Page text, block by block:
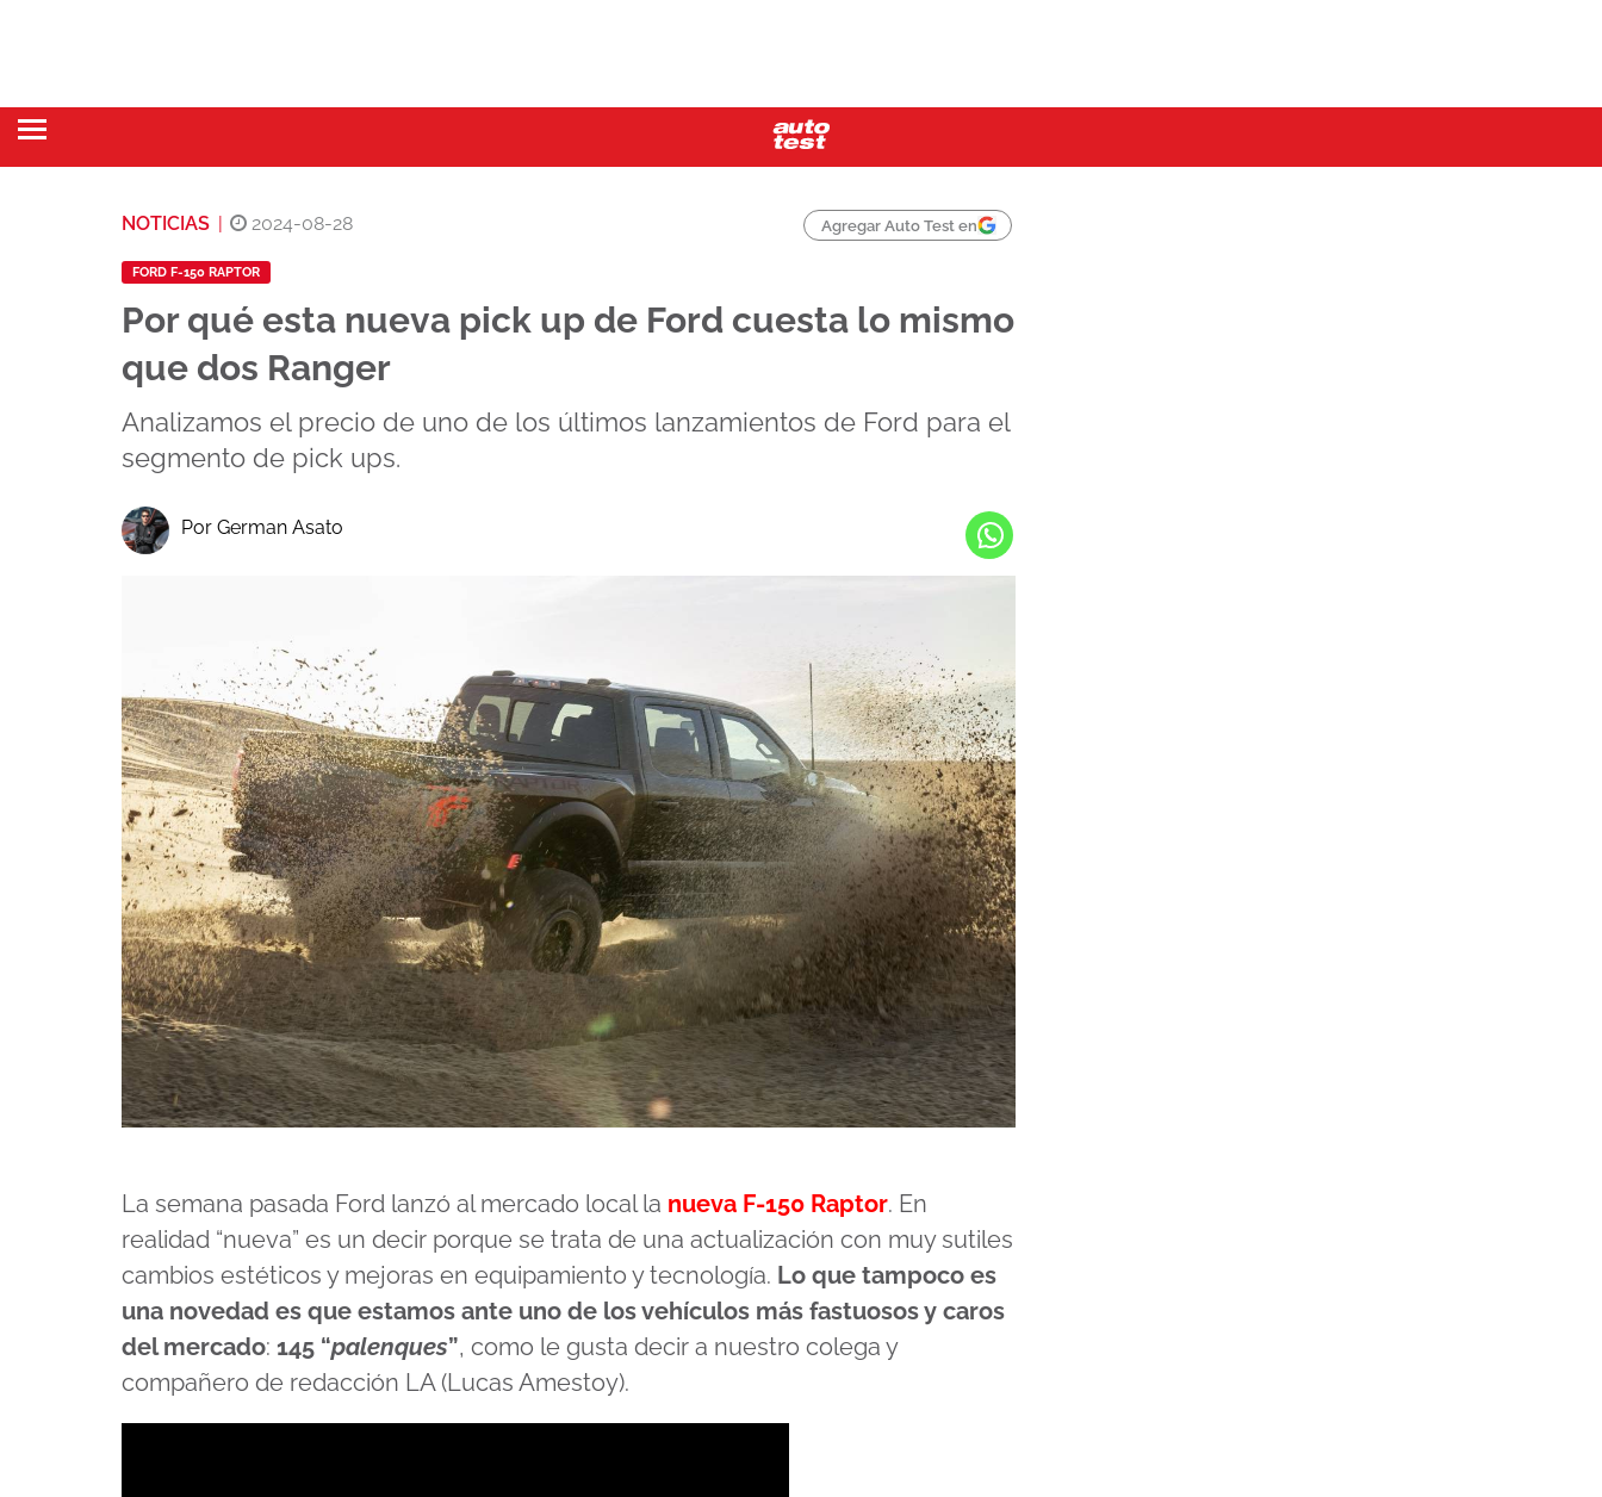
NOTICIAS 2024-08-28 Agregar Auto Test en
FORD F-150 RAPTOR
Por qué esta nueva pick up de Ford cuesta lo mismo
que dos Ranger
Analizamos el precio de uno de los últimos lanzamientos de Ford para el
segmento de pick ups.
Por German Asato
La semana pasada Ford lanzó al mercado local la nueva F-150 Raptor. En
realidad “nueva” es un decir porque se trata de una actualización con muy sutiles
cambios estéticos y mejoras en equipamiento y tecnología. Lo que tampoco es
una novedad es que estamos ante uno de los vehículos más fastuosos y caros
del mercado: 145 “palenques”, como le gusta decir a nuestro colega y
compañero de redacción LA (Lucas Amestoy).